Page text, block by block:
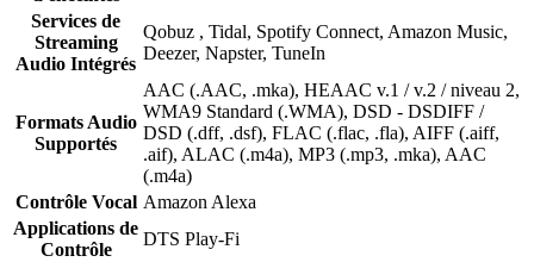
Services de
Streaming
Audio Intégrés
Qobuz , Tidal, Spotify Connect, Amazon Music,
Deezer, Napster, TuneIn
Formats Audio
Supportés
AAC (.AAC, .mka), HEAAC v.1 / v.2 / niveau 2,
WMA9 Standard (.WMA), DSD - DSDIFF /
DSD (.dff, .dsf), FLAC (.flac, .fla), AIFF (.aiff,
.aif), ALAC (.m4a), MP3 (.mp3, .mka), AAC
(.m4a)
Contrôle Vocal Amazon Alexa
Applications de
Contrôle
DTS Play-Fi